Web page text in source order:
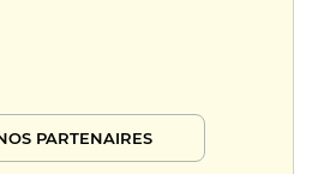
PARTENAIRES